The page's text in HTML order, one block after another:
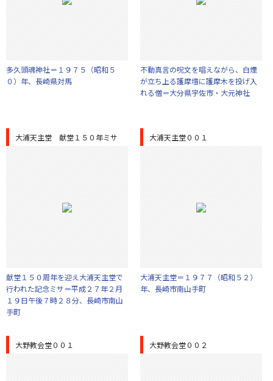
多久頭魂神社＝１９７５（昭和５
０）年、長崎県対馬
不動真言の呪文を唱えながら、白煙
が立ち上る護摩壇に護摩木を投げ入
れる僧＝大分県宇佐市・大元神社
大浦天主堂 献堂１５０年ミサ
献堂１５０周年を迎え大浦天主堂で
行われた記念ミサ＝平成２７年２月
１９日午後７時２８分、長崎市南山
手町
大浦天主堂００１
大浦天主堂＝１９７７（昭和５２）
年、長崎市南山手町
大野教会堂００１ 大野教会堂００２